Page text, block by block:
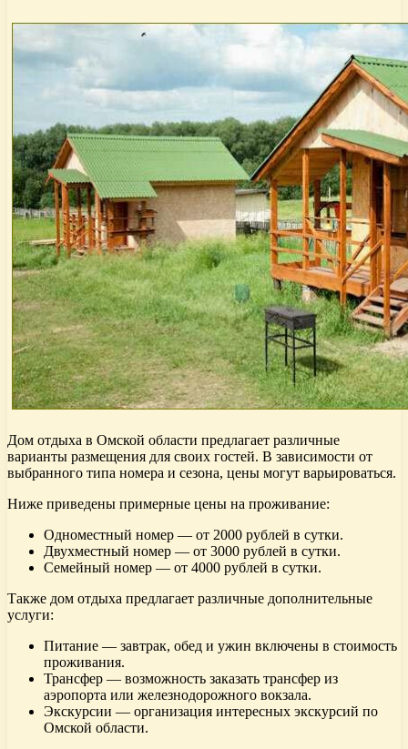
Дом отдыха в Омской области предлагает различные
варианты размещения для своих гостей. В зависимости от
выбранного типа номера и сезона, цены могут варьироваться.
Ниже приведены примерные цены на проживание:
Одноместный номер — от 2000 рублей в сутки.
Двухместный номер — от 3000 рублей в сутки.
Семейный номер — от 4000 рублей в сутки.
Также дом отдыха предлагает различные дополнительные
услуги:
Питание — завтрак, обед и ужин включены в стоимость
проживания.
Трансфер — возможность заказать трансфер из
аэропорта или железнодорожного вокзала.
Экскурсии — организация интересных экскурсий по
Омской области.